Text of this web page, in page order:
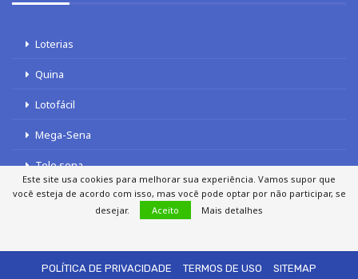
Loterias
Quina
Lotofácil
Mega-Sena
Tele sena
POLÍTICA DE PRIVACIDADE
TERMOS DE USO SITEMAP
Este site usa cookies para melhorar sua experiência. Vamos supor que
você esteja de acordo com isso, mas você pode optar por não participar, se
desejar.
Aceito Mais detalhes